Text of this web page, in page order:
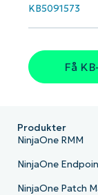
KB5091573
Få
Produkter
NinjaOne RMM
NinjaOne
NinjaOne Patch